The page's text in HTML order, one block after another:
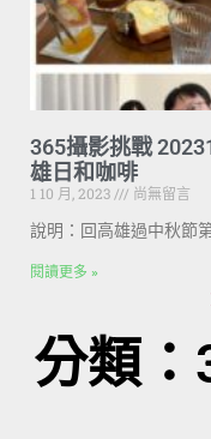
365攝影挑戰
雄日和咖啡
1 10 月, 2023
尚無留言
說明：回高雄過中秋節
閱讀更多 »
分類